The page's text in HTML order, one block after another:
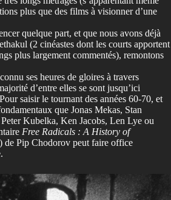
plus que des films à visionner d’une
quelque part, et que nous avons déjà
(2 cinéastes dont les courts apportent
plus largement commentés), remontons
ses heures de gloires à travers
d’entre elles se sont jusqu’ici
saisir le tournant des années 60-70, et
que Jonas Mekas, Stan
Kubelka, Ken Jacobs, Len Lye ou
Free Radicals : A History of
de Pip Chodorov peut faire office